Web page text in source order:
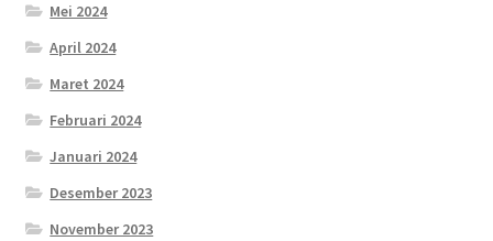
Mei 2024
April 2024
Maret 2024
Februari 2024
Januari 2024
Desember 2023
November 2023